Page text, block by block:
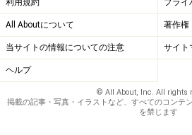
利用規約 プライ
All Aboutについて 著作権
当サイトの情報についての注意 サイト
ヘルプ
© All About, Inc. All rights
掲載の記事・写真・イラストなど、すべてのコンテ
を禁じます